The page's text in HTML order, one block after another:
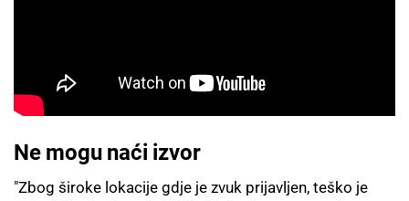
Ne mogu naći izvor
"Zbog široke lokacije gdje je zvuk prijavljen, teško je